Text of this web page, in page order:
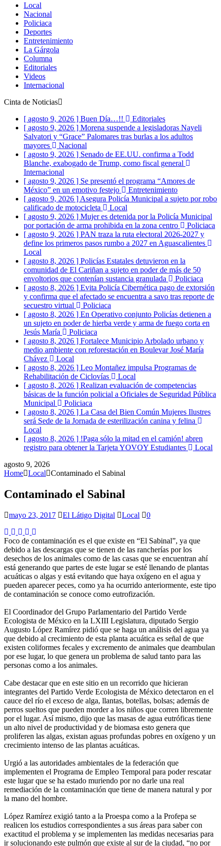
Local
Nacional
Policiaca
Deportes
Entretenimiento
La Gárgola
Columna
Editoriales
Videos
Internacional
Cinta de Noticias
[ agosto 9, 2026 ] Buen Día…!!
Editoriales
[ agosto 9, 2026 ] Morena suspende a legisladoras Nayeli
Salvatori y “Grace” Palomares tras burlas a los adultos
mayores
Nacional
[ agosto 9, 2026 ] Senado de EE.UU. confirma a Todd
Blanche, exabogado de Trump, como fiscal general
Internacional
[ agosto 9, 2026 ] Se presentó el programa “Amores de
México” en un emotivo festejo
Entretenimiento
[ agosto 9, 2026 ] Asegura Policía Municipal a sujeto por robo
calificado de motocicleta
Local
[ agosto 9, 2026 ] Mujer es detenida por la Policía Municipal
por portación de arma prohibida en la zona centro
Policiaca
[ agosto 9, 2026 ] PAN traza la ruta electoral 2026-2027 y
define los primeros pasos rumbo a 2027 en Aguascalientes
Local
[ agosto 8, 2026 ] Policías Estatales detuvieron en la
comunidad de El Cariñan a sujeto en poder de más de 50
envoltorios que contenían sustancia granulada
Policiaca
[ agosto 8, 2026 ] Evita Policía Cibernética pago de extorsión
y confirma que el afectado se encuentra a savo tras reporte de
secuestro virtual
Policiaca
[ agosto 8, 2026 ] En Operativo conjunto Policías detienen a
un sujeto en poder de hierba verde y arma de fuego corta en
Jesús María
Policiaca
[ agosto 8, 2026 ] Fortalece Municipio Arbolado urbano y
medio ambiente con reforestación en Boulevar José María
Chávez
Local
[ agosto 8, 2026 ] Leo Montañez impulsa Programas de
Rehabilitación de Ciclovías
Local
[ agosto 8, 2026 ] Realizan evaluación de competencias
básicas de la función policial a Oficiales de Seguridad Pública
Municipal
Policiaca
[ agosto 8, 2026 ] La Casa del Bien Común Mujeres Ilustres
será Sede de la Jornada de esterilización canina y felina
Local
[ agosto 8, 2026 ] !Paga sólo la mitad en el camión! abren
registro para obtener la Tarjeta YOVOY Estudiantes
Local
agosto 9, 2026
Home Local Contaminado el Sabinal
Contaminado el Sabinal
mayo 23, 2017 El Látigo Digital Local 0
Foco de contaminación es el que existe en “El Sabinal”, ya que
debido a las descargas que se tienen de las rancherías por los
desechos de los animales como de las casas que se encuentran ahí
está generando que partes de este lugar se esté llenando de plantas
acuáticas o algas y está evitando que haya oxígeno en el agua y
pueden aparecer peces, como ya ha ocurrido anteriormente, este tipo
de contaminación se conoce como eutrofización.
El Coordinador del Grupo Parlamentario del Partido Verde
Ecologista de México en la LXIII Legislatura, diputado Sergio
Augusto López Ramírez pidió que se haga un análisis del agua ya
que debido al crecimiento de esta planta acuática es señal de que
existen coliformes fecales y excremento de animales que deambulan
por ese lugar, lo que genera un problema de salud tanto para las
personas como a los animales.
Cabe destacar que en este sitio en un recorrido que hicieran
integrantes del Partido Verde Ecologista de México detectaron en el
cauce del río el exceso de alga, llantas, botellas, bolsas; además de
perros sueltos que pueden morder a los niños que corren libremente
por el lugar. Así mismo, dijo que las masas de agua eutróficas tiene
un alto nivel de productividad y de biomasa esto genera que
proliferen las algas, existan aguas profundas pobres en oxígeno y un
crecimiento intenso de las plantas acuáticas.
Urgió a las autoridades ambientales de la federación que
implementen el Programa de Empleo Temporal para poder rescatar
este lugar que se ha estado muriendo por no darle una real
remediación de la contaminación que tiene de manera natural y por
la mano del hombre.
López Ramírez exigió tanto a la Proespa como a la Profepa se
realicen los estudios correspondientes a sus áreas para saber con
exactitud el problema y se implementen las medidas necesarias para
ir solucionando este pulmón que existe al sur de la ciudad, “no por